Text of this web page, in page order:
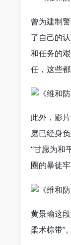
曾为建制
了自己的
和任务的
任，这些
此外，影
磨已经身
“甘愿为和
圈的暴徒
黄景瑜这
柔术棕带”。